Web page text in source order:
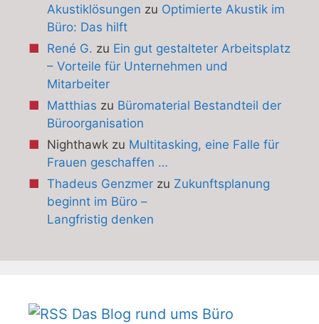
Akustiklösungen zu Optimierte Akustik im
Büro: Das hilft
René G. zu Ein gut gestalteter Arbeitsplatz
– Vorteile für Unternehmen und
Mitarbeiter
Matthias zu Büromaterial Bestandteil der
Büroorganisation
Nighthawkzu Multitasking, eine Falle für
Frauen geschaffen …
Thadeus Genzmerzu Zukunftsplanung
beginnt im Büro –
Langfristig denken
Das Blog rund ums Büro